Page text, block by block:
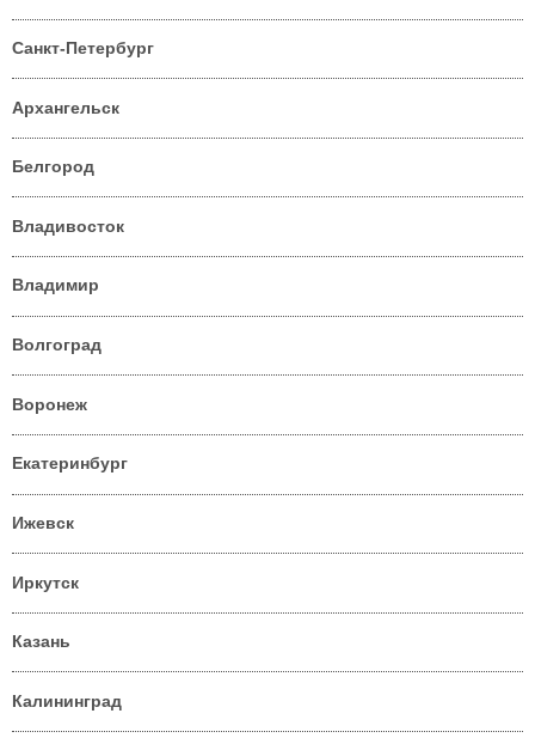
Санкт-Петербург
Архангельск
Белгород
Владивосток
Владимир
Волгоград
Воронеж
Екатеринбург
Ижевск
Иркутск
Казань
Калининград